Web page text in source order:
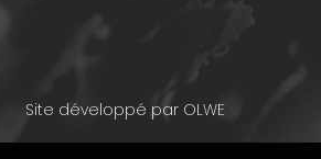
Site développé par OLWE